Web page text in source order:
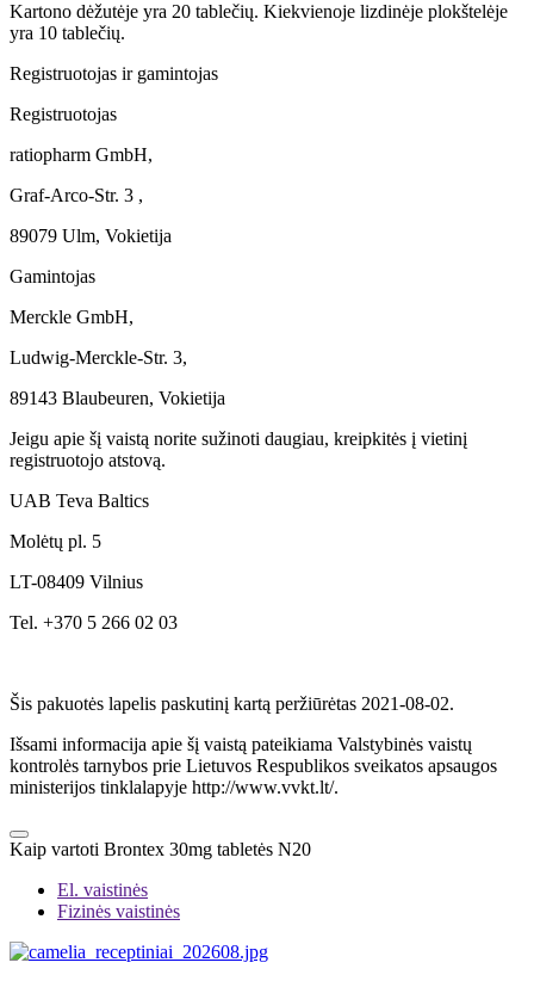
Kartono dėžutėje yra 20 tablečių. Kiekvienoje lizdinėje plokštelėje
yra 10 tablečių.
Registruotojas ir gamintojas
Registruotojas
ratiopharm GmbH,
Graf-Arco-Str. 3 ,
89079 Ulm, Vokietija
Gamintojas
Merckle GmbH,
Ludwig-Merckle-Str. 3,
89143 Blaubeuren, Vokietija
Jeigu apie šį vaistą norite sužinoti daugiau, kreipkitės į vietinį
registruotojo atstovą.
UAB Teva Baltics
Molėtų pl. 5
LT-08409 Vilnius
Tel. +370 5 266 02 03
Šis pakuotės lapelis paskutinį kartą peržiūrėtas 2021-08-02.
Išsami informacija apie šį vaistą pateikiama Valstybinės vaistų
kontrolės tarnybos prie Lietuvos Respublikos sveikatos apsaugos
ministerijos tinklalapyje http://www.vvkt.lt/.
Kaip vartoti Brontex 30mg tabletės N20
El. vaistinės
Fizinės vaistinės